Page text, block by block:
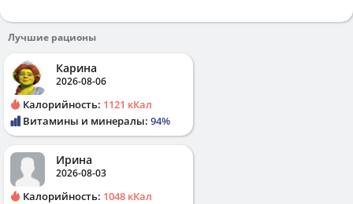
Лучшие рационы
Карина
2026-08-06
Калорийность: 1121 кКал
Витамины и минералы: 94%
Ирина
2026-08-03
Калорийность: 1048 кКал